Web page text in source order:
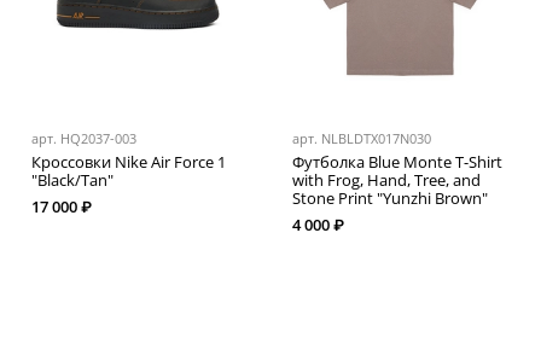
арт. HQ2037-003
Кроссовки Nike Air Force 1
"Black/Tan"
17 000 ₽
арт. NLBLDTX017N030
Футболка Blue Monte T-Shirt
with Frog, Hand, Tree, and
Stone Print "Yunzhi Brown"
4 000 ₽